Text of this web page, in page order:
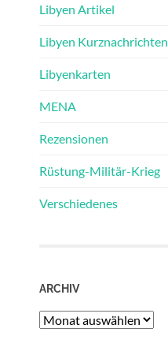
Libyen Artikel
Libyen Kurznachrichten
Libyenkarten
MENA
Rezensionen
Rüstung-Militär-Krieg
Verschiedenes
ARCHIV
Archiv